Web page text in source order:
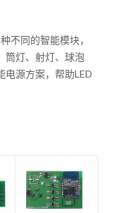
不同的智能模块，
筒灯、射灯、球泡
电源方案，帮助LED